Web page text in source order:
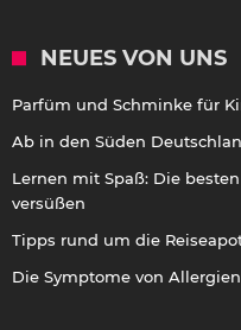
NEUES VON UNS
Parfüm und Schminke für
Ab in den Süden
Lernen mit Spaß: Die
versüßen
Tipps rund um die
Die Symptome von